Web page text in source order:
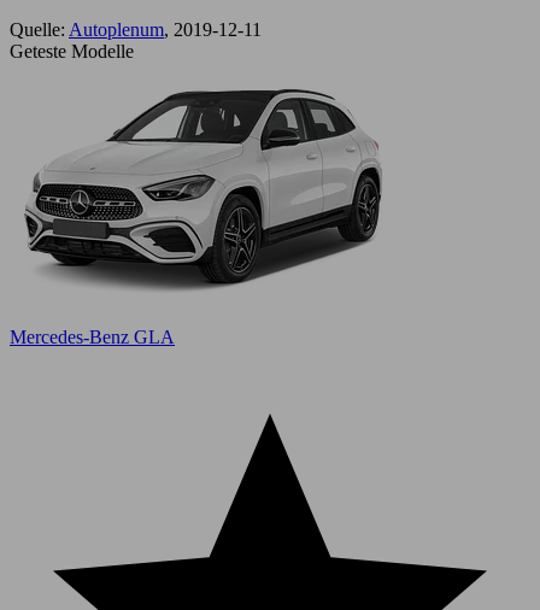
Quelle: Autoplenum, 2019-12-11
Geteste Modelle
Mercedes-Benz GLA